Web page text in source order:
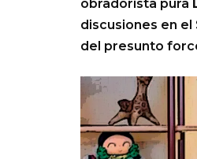
obradorista pura
discusiones en
del presunto